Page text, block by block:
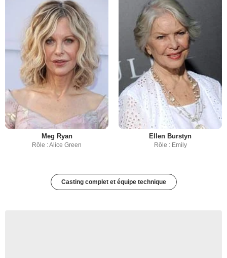
Meg Ryan
Rôle : Alice Green
Ellen Burstyn
Rôle : Emily
Casting complet et équipe technique